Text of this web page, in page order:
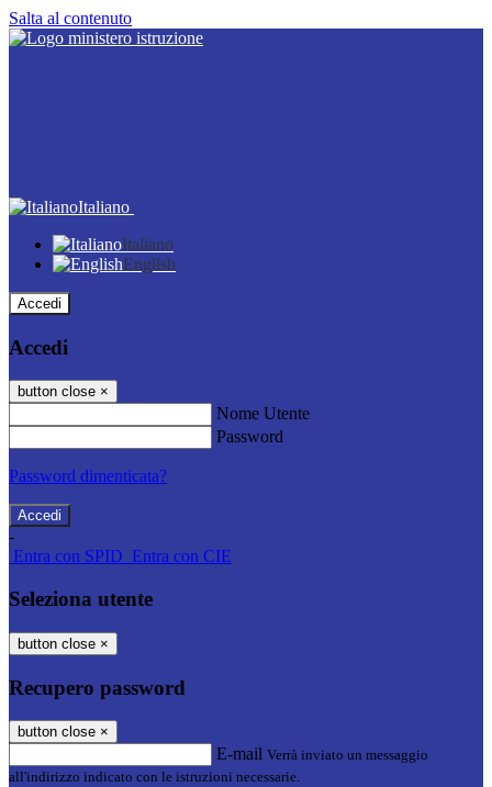
Salta al contenuto
Italiano
Italiano
English
Accedi
Accedi
button close ×
Nome Utente
Password
Password dimenticata?
-
Entra con SPID Entra con CIE
Seleziona utente
button close ×
Recupero password
button close ×
E-mail Verrà inviato un messaggio
all'indirizzo indicato con le istruzioni necessarie.